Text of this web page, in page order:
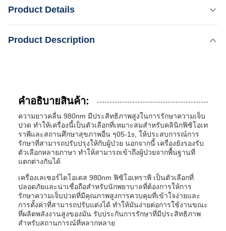
การรักษาความเจ็บปวด ทําให้เครื่องนี้เป็นตัวเลือกที่เหมาะ
1s, ให้ประสบการณ์การรักษาที่สามารถปรับปรุงให้กับผู้ป่วย
Product Details
เน้น: 8เครื่องเลเซอร์ไดโอเดส 980nm ขนาด 0.4 นิ้ว
การกำจัดหลอดเลือด
15 กิโลกรัม
Power:
2000W
Light Source:
ไฟเอ็กไซเมอร์
Technology:
ระบบไฟ Excimer 308 นาโนเมตร
Treatment Applications:
รอยโรคหลอดเลือด, หลอดเลือดดำแมงมุม, Telangiectasia,
Rosacea ฯลฯ
Product Description
คําอธิบายสินค้า:
ความยาวคลื่น 980nm มีประสิทธิภาพสูงในการรักษาความเจ็บ
ปวด ทําให้เครื่องนี้เป็นตัวเลือกที่เหมาะสมสําหรับคลินิกฟิซิโอเท
ราพีและสถานศึกษาสุขภาพอื่น ๆ05-1s, ให้ประสบการณ์การ
รักษาที่สามารถปรับปรุงให้กับผู้ป่วย นอกจากนี้ เครื่องยังรองรับ
ตัวเลือกหลายภาษา ทําให้สามารถเข้าถึงผู้ป่วยจากพื้นฐานที่
แตกต่างกันได้
เครื่องเลเซอร์ไดโอเดส 980nm ฟิซิโอเทราพี เป็นตัวเลือกที่
ปลอดภัยและน่าเชื่อถือสําหรับนักพยาบาลที่ต้องการให้การ
รักษาความเจ็บปวดที่มีคุณภาพสูงการควบคุมที่เข้าใจง่ายและ
การตั้งค่าที่สามารถปรับแต่งได้ ทําให้มันง่ายต่อการใช้งานขณะ
ที่ผลิตพลังงานสูงของมัน รับประกันการรักษาที่มีประสิทธิภาพ
สําหรับสถานการณ์ที่หลากหลาย